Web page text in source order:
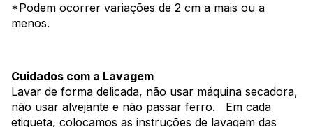
*Podem ocorrer variações de 2 cm a mais ou a
menos.
Cuidados com a Lavagem
Lavar de forma delicada, não usar máquina secadora,
não usar alvejante e não passar ferro. Em cada
etiqueta, colocamos as instruções de lavagem das